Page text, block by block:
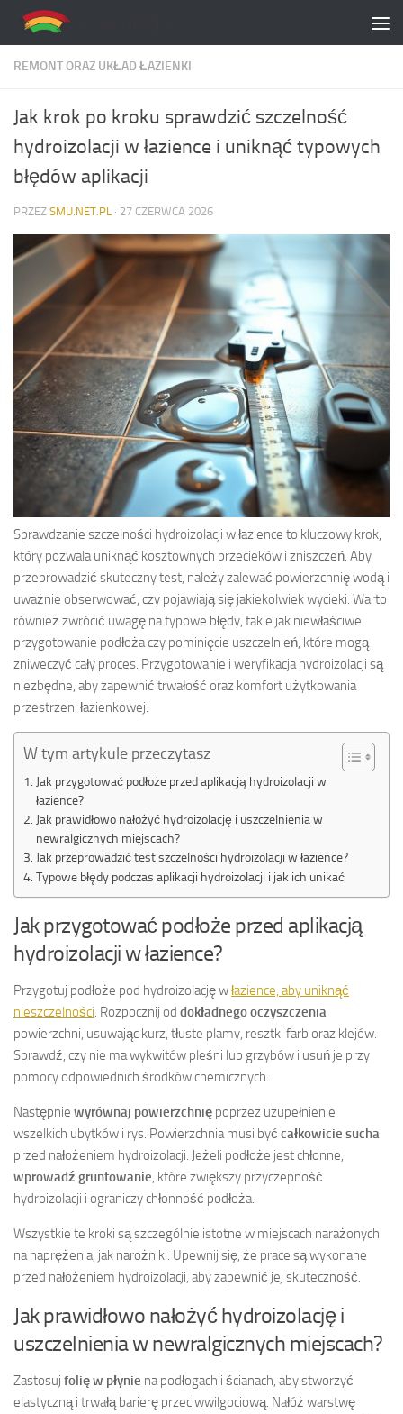
Skip to content
REMONT ORAZ UKŁAD ŁAZIENKI
Jak krok po kroku sprawdzić szczelność
hydroizolacji w łazience i uniknąć typowych
błędów aplikacji
PRZEZ SMU.NET.PL · 27 CZERWCA 2026
Sprawdzanie szczelności hydroizolacji w łazience to kluczowy krok,
który pozwala uniknąć kosztownych przecieków i zniszczeń. Aby
przeprowadzić skuteczny test, należy zalewać powierzchnię wodą i
uważnie obserwować, czy pojawiają się jakiekolwiek wycieki. Warto
również zwrócić uwagę na typowe błędy, takie jak niewłaściwe
przygotowanie podłoża czy pominięcie uszczelnień, które mogą
zniweczyć cały proces. Przygotowanie i weryfikacja hydroizolacji są
niezbędne, aby zapewnić trwałość oraz komfort użytkowania
przestrzeni łazienkowej.
W tym artykule przeczytasz
Jak przygotować podłoże przed aplikacją hydroizolacji w
łazience?
Jak prawidłowo nałożyć hydroizolację i uszczelnienia w
newralgicznych miejscach?
Jak przeprowadzić test szczelności hydroizolacji w łazience?
Typowe błędy podczas aplikacji hydroizolacji i jak ich unikać
Jak przygotować podłoże przed aplikacją
hydroizolacji w łazience?
Przygotuj podłoże pod hydroizolację włazience, aby uniknąć
nieszczelności . Rozpocznij od dokładnego oczyszczenia
powierzchni, usuwając kurz, tłuste plamy, resztki farb oraz klejów.
Sprawdź, czy nie ma wykwitów pleśni lub grzybów i usuń je przy
pomocy odpowiednich środków chemicznych.
Następnie wyrównaj powierzchnię poprzez uzupełnienie
wszelkich ubytków i rys. Powierzchnia musi być całkowicie sucha
przed nałożeniem hydroizolacji. Jeżeli podłoże jest chłonne,
wprowadź gruntowanie , które zwiększy przyczepność
hydroizolacji i ograniczy chłonność podłoża.
Wszystkie te kroki są szczególnie istotne w miejscach narażonych
na naprężenia, jak narożniki. Upewnij się, że prace są wykonane
przed nałożeniem hydroizolacji, aby zapewnić jej skuteczność.
Jak prawidłowo nałożyć hydroizolację i
uszczelnienia w newralgicznych miejscach?
Zastosuj folię w płynie na podłogach i ścianach, aby stworzyć
elastyczną i trwałą barierę przeciwwilgociową. Nałóż warstwę